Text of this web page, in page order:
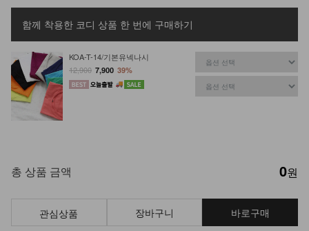
함께 착용한 코디 상품 한 번에 구매하기
KOA-T-14/기본유넥나시
12,900 7,900 39%
총 상품 금액 0원
관심상품 장바구니 바로구매